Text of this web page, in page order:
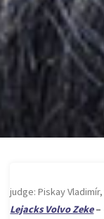
judge: Piskay Vladimír,
Lejacks Volvo Zeke–